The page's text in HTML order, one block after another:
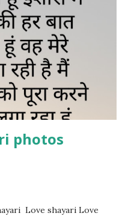
photos
Love shayari Love